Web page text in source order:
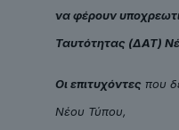
να φέρουν
Ταυτότητας (ΔΑΤ)
Οι επιτυχόντες που
Νέου Τύπου,